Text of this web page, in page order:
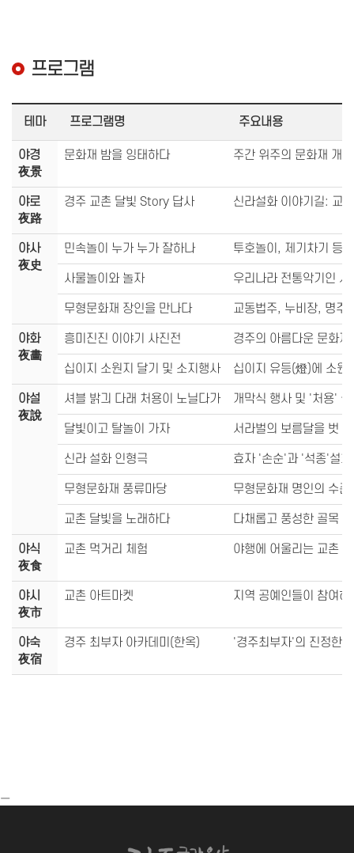
프로그램
테마 프로그램명 주요내용
야경
夜景
문화재 밤을 잉태하다 주간 위주의 문화재 개
야로
夜路
경주 교촌 달빛 Story 답사 신라설화 이야기길:
야사
夜史
민속놀이 누가 누가 잘하나 투호놀이, 제기차기 등
사물놀이와 놀자 우리나라 전통악기인
무형문화재 장인을 만나다 교동법주, 누비장, 명주
야화
夜畵
흥미진진 이야기 사진전 경주의 아름다운 문화재
십이지 소원지 달기 및 소지행사 십이지 유등(燈)에 소원
야설
夜說
셔블 밝긔 다래 처용이 노닐다가 개막식 행사 및 '처용'
달빛이고 탈놀이 가자 서라벌의 보름달을 벗
신라 설화 인형극 효자 '손순'과 '석종'설
무형문화재 풍류마당 무형문화재 명인의 수
교촌 달빛을 노래하다 다채롭고 풍성한 골목
야식
夜食
교촌 먹거리 체험 야행에 어울리는 교촌
야시
夜市
교촌 아트마켓 지역 공예인들이 참여
야숙
夜宿
경주 최부자 아카데미(한옥) '경주최부자'의 진정한
ㅡ